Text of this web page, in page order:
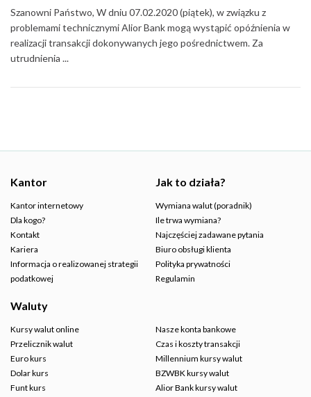
Szanowni Państwo, W dniu 07.02.2020 (piątek), w związku z
problemami technicznymi Alior Bank mogą wystąpić opóźnienia w
realizacji transakcji dokonywanych jego pośrednictwem. Za
utrudnienia ...
Kantor
Kantor internetowy
Dla kogo?
Kontakt
Kariera
Informacja o realizowanej strategii
podatkowej
Jak to działa?
Wymiana walut (poradnik)
Ile trwa wymiana?
Najczęściej zadawane pytania
Biuro obsługi klienta
Polityka prywatności
Regulamin
Waluty
Kursy walut online
Przelicznik walut
Euro kurs
Dolar kurs
Funt kurs
Nasze konta bankowe
Czas i koszty transakcji
Millennium kursy walut
BZWBK kursy walut
Alior Bank kursy walut